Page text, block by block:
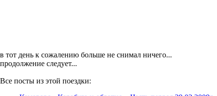
в тот день к сожалению больше не снимал ничего...
продолжение следует...
Все посты из этой поездки: